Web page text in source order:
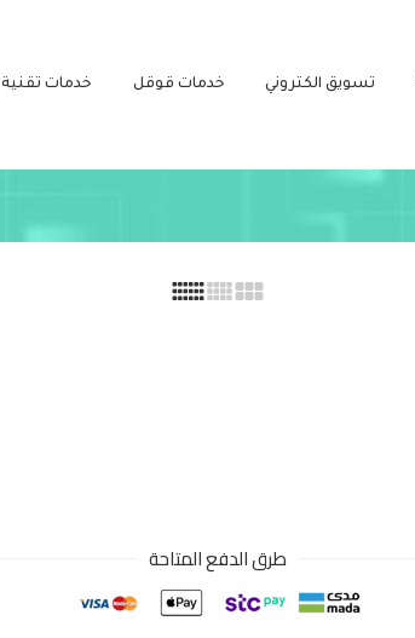
تسويق الكتروني خدمات قوقل خدمات تقنية
طرق الدفع المتاحة